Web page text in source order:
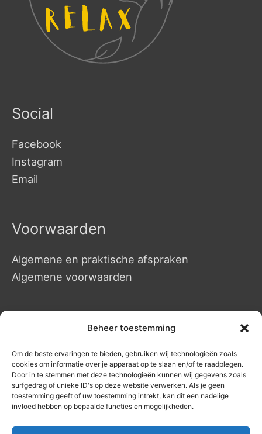
Beheer toestemming
Om de beste ervaringen te bieden, gebruiken wij technologieën zoals
cookies om informatie over je apparaat op te slaan en/of te raadplegen.
Door in te stemmen met deze technologieën kunnen wij gegevens zoals
surfgedrag of unieke ID's op deze website verwerken. Als je geen
toestemming geeft of uw toestemming intrekt, kan dit een nadelige
invloed hebben op bepaalde functies en mogelijkheden.
Social
Facebook
Instagram
Email
Voorwaarden
Algemene en praktische afspraken
Algemene voorwaarden
Manuele massages
Hotstone Massages
Duo massages – op aanvraag
Energetisch werk
Prijslijst